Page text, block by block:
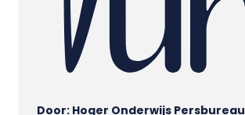
Door: Hoger Onderwijs Persbureau